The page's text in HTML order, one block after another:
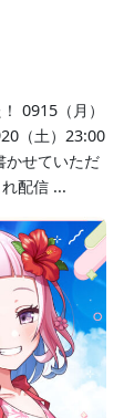
0915（月）
（土）23:00
かせていただ
配信 ...